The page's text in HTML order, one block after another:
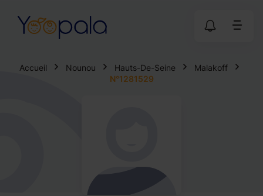
Accueil Nounou Hauts-De-Seine
Malakoff
N°1281529